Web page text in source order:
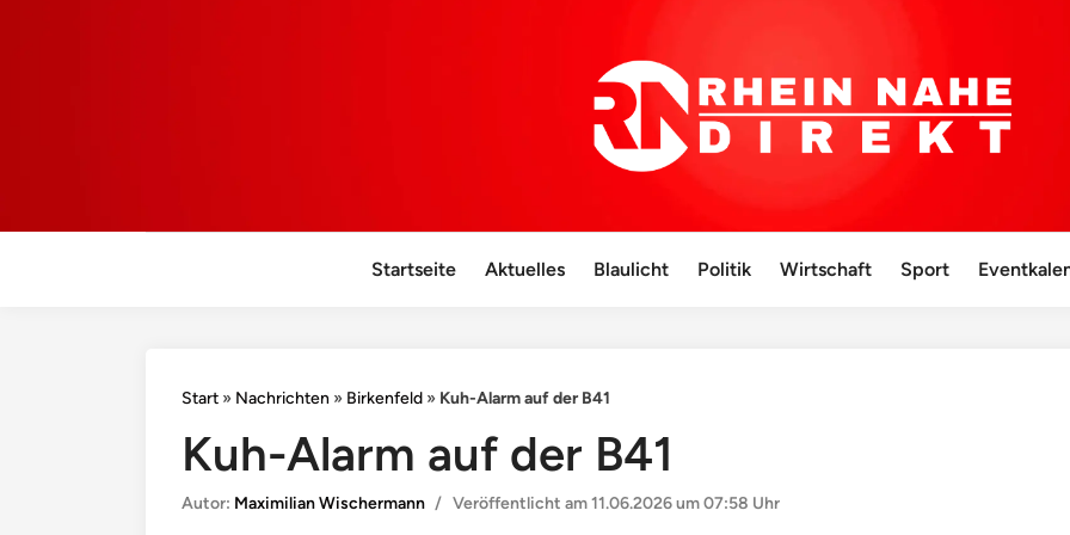
Startseite Aktuelles Blaulicht Politik Wirtschaft Sport
Start » Nachrichten » Birkenfeld » Kuh-Alarm auf der B41
Kuh-Alarm auf der B41
Autor: Maximilian Wischermann / Veröffentlicht am11.06.2026 um 07:58 Uhr